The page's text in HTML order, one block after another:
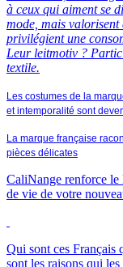
à ceux qui aiment se
mode, mais valorisent
privilégient une
Leur leitmotiv ?
textile.
Les costumes de la
et intemporalité sont
La marque française
pièces délicates
CaliNange renforce le
de vie de votre
Qui sont ces Français
sont les raisons qui